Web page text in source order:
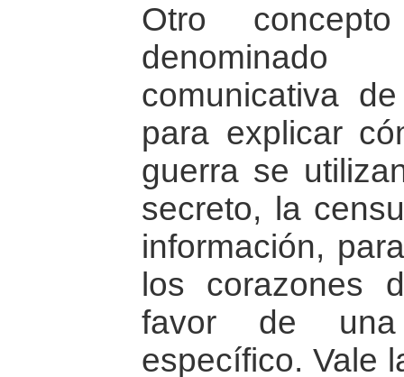
Otro
comunicativa
para explicar
guerra se
secreto, la
información,
los corazones
favor de
específico. Vale